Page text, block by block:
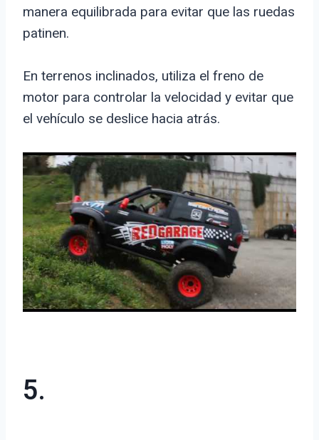
manera equilibrada para evitar que las ruedas
patinen.
En terrenos inclinados, utiliza el freno de
motor para controlar la velocidad y evitar que
el vehículo se deslice hacia atrás.
5.